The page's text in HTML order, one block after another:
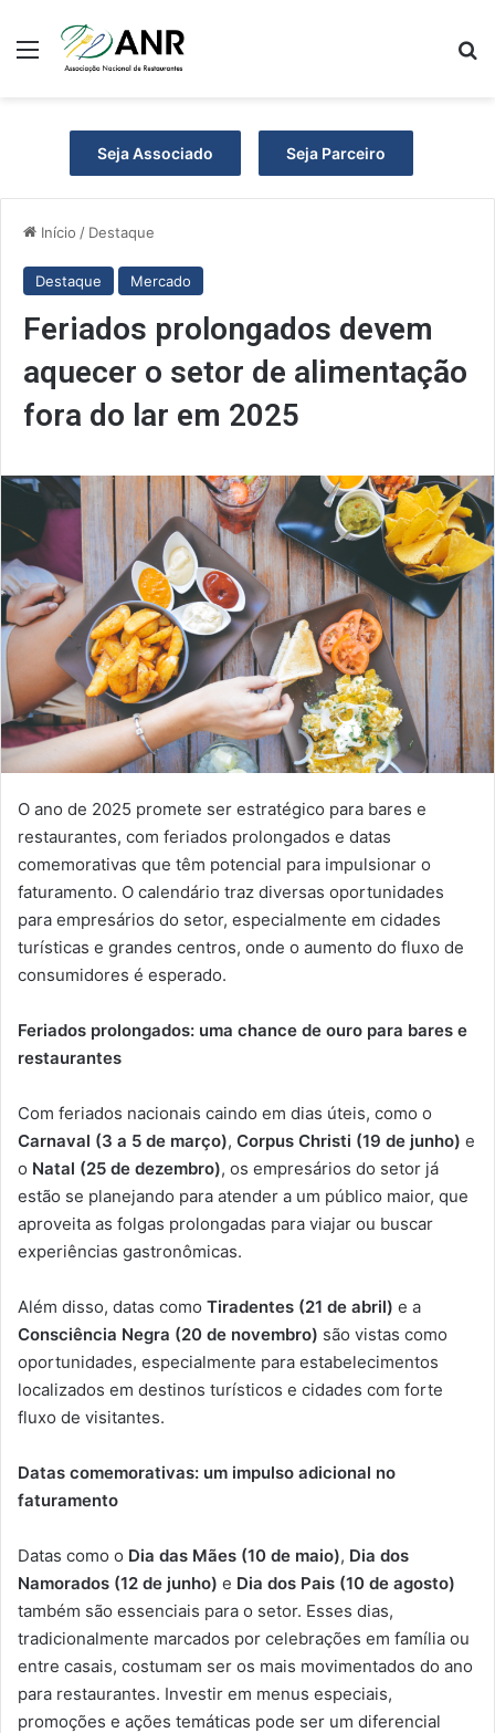
Menu
Seja Associado Seja Parceiro
Início / Destaque
Destaque Mercado
Feriados prolongados devem
aquecer o setor de alimentação
fora do lar em 2025
O ano de 2025 promete ser estratégico para bares e
restaurantes, com feriados prolongados e datas
comemorativas que têm potencial para impulsionar o
faturamento. O calendário traz diversas oportunidades
para empresários do setor, especialmente em cidades
turísticas e grandes centros, onde o aumento do fluxo de
consumidores é esperado.
Feriados prolongados: uma chance de ouro para bares e
restaurantes
Com feriados nacionais caindo em dias úteis, como o
Carnaval (3 a 5 de março), Corpus Christi (19 de junho) e
o Natal (25 de dezembro), os empresários do setor já
estão se planejando para atender a um público maior, que
aproveita as folgas prolongadas para viajar ou buscar
experiências gastronômicas.
Além disso, datas como Tiradentes (21 de abril) e a
Consciência Negra (20 de novembro) são vistas como
oportunidades, especialmente para estabelecimentos
localizados em destinos turísticos e cidades com forte
fluxo de visitantes.
Datas comemorativas: um impulso adicional no
faturamento
Datas como o Dia das Mães (10 de maio), Dia dos
Namorados (12 de junho) e Dia dos Pais (10 de agosto)
também são essenciais para o setor. Esses dias,
tradicionalmente marcados por celebrações em família ou
entre casais, costumam ser os mais movimentados do ano
para restaurantes. Investir em menus especiais,
promoções e ações temáticas pode ser um diferencial